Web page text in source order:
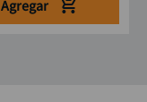
Agregar